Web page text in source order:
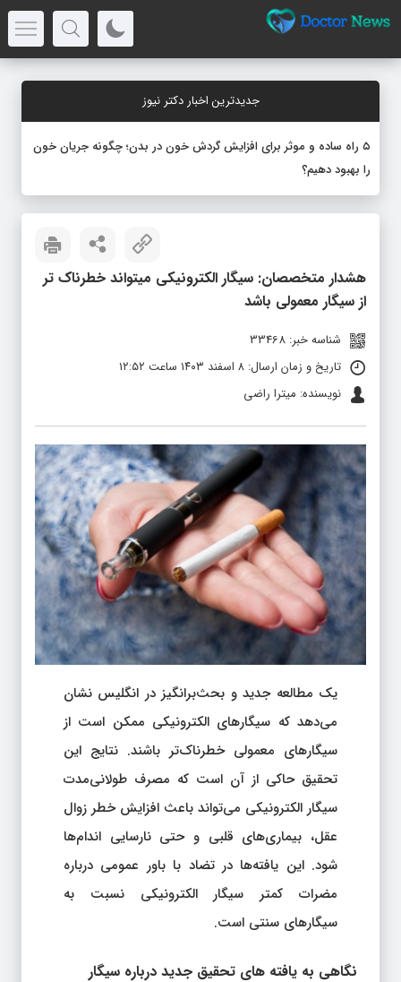
جدیدترین اخبار دکتر نیوز
۵ راه ساده و موثر برای افزایش گردش خون در بدن؛ چگونه جریان خون
را بهبود دهیم؟
هشدار متخصصان: سیگار الکترونیکی میتواند خطرناک‌ تر
از سیگار معمولی باشد
شناسه خبر: 33468
تاریخ و زمان ارسال: ۸ اسفند ۱۴۰۳ ساعت ۱۲:۵۲
نویسنده: میترا راضی
یک مطالعه جدید و بحث‌برانگیز در انگلیس نشان
می‌دهد که سیگارهای الکترونیکی ممکن است از
سیگارهای معمولی خطرناک‌تر باشند. نتایج این
تحقیق حاکی از آن است که مصرف طولانی‌مدت
سیگار الکترونیکی می‌تواند باعث افزایش خطر زوال
عقل، بیماری‌های قلبی و حتی نارسایی اندام‌ها
شود. این یافته‌ها در تضاد با باور عمومی درباره
مضرات کمتر سیگار الکترونیکی نسبت به
سیگارهای سنتی است.
نگاهی به یافته‌ های تحقیق جدید درباره سیگار